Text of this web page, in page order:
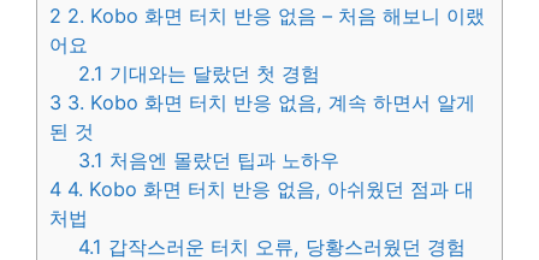
2 2. Kobo 화면 터치 반응 없음 – 처음 해보니 이랬
어요
2.1 기대와는 달랐던 첫 경험
3 3. Kobo 화면 터치 반응 없음, 계속 하면서 알게
된 것
3.1 처음엔 몰랐던 팁과 노하우
4 4. Kobo 화면 터치 반응 없음, 아쉬웠던 점과 대
처법
4.1 갑작스러운 터치 오류, 당황스러웠던 경험